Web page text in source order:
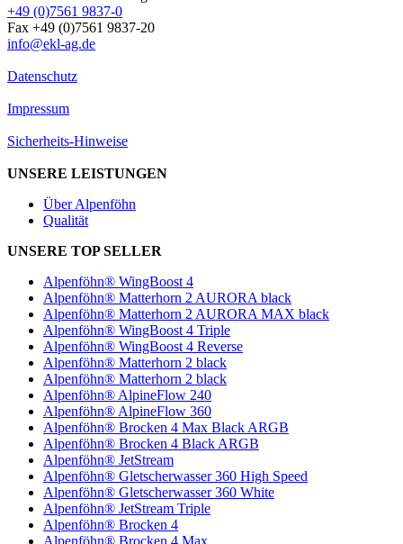
+49 (0)7561 9837-0
Fax +49 (0)7561 9837-20
info@ekl-ag.de
Datenschutz
Impressum
Sicherheits-Hinweise
UNSERE LEISTUNGEN
Über Alpenföhn
Qualität
UNSERE TOP SELLER
Alpenföhn® WingBoost 4
Alpenföhn® Matterhorn 2 AURORA black
Alpenföhn® Matterhorn 2 AURORA MAX black
Alpenföhn® WingBoost 4 Triple
Alpenföhn® WingBoost 4 Reverse
Alpenföhn® Matterhorn 2 black
Alpenföhn® Matterhorn 2 black
Alpenföhn® AlpineFlow 240
Alpenföhn® AlpineFlow 360
Alpenföhn® Brocken 4 Max Black ARGB
Alpenföhn® Brocken 4 Black ARGB
Alpenföhn® JetStream
Alpenföhn® Gletscherwasser 360 High Speed
Alpenföhn® Gletscherwasser 360 White
Alpenföhn® JetStream Triple
Alpenföhn® Brocken 4
Alpenföhn® Brocken 4 Max